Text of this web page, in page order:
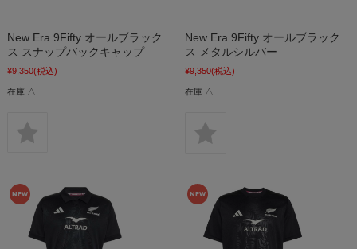
New Era 9Fifty オールブラック
ス スナップバックキャップ
¥9,350(税込)
在庫 △
New Era 9Fifty オールブラック
ス メタルシルバー
¥9,350(税込)
在庫 △